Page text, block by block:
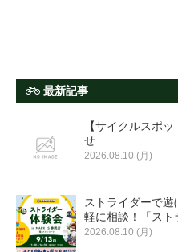
最新記事
【サイクルスポ
せ
2026.08.10 (月)
ストライダーで
軽に相談！「スト
2026.08.10 (月)